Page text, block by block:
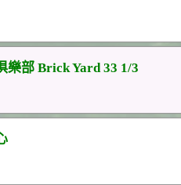
樂部 Brick Yard 33 1/3